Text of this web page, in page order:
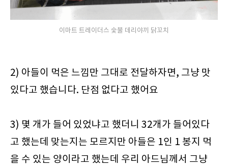
이마트 트레이더스 숯불 데리야끼 닭꼬치
2) 아들이 먹은 느낌만 그대로 전달하자면, 그냥 맛
있다고 했습니다. 단점 없다고 했어요
3) 몇 개가 들어 있었냐고 했더니 32개가 들어있다
고 했는데 맞는지는 모르지만 아들은 1인 1 봉지 먹
을 수 있는 양이라고 했는데 우리 아드님께서 그냥